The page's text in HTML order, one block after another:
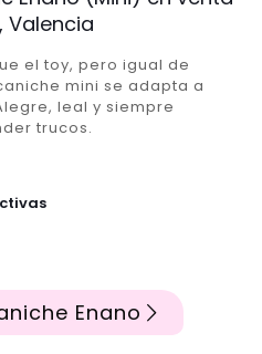
Valencia
el toy, pero igual de
mini se adapta a
leal y siempre
trucos.
Enano